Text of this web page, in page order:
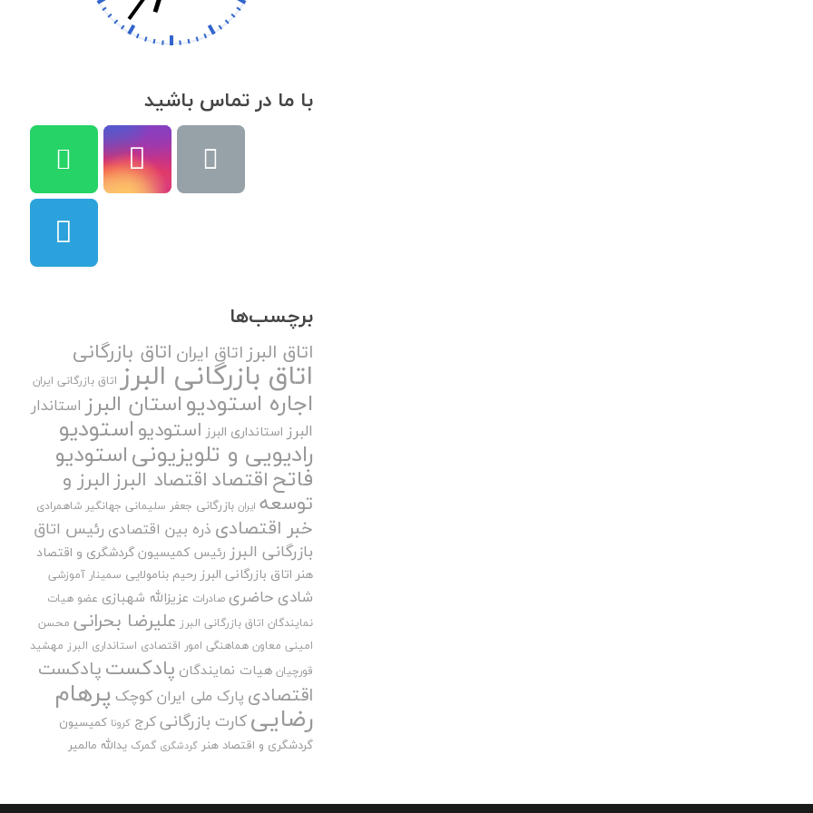
با ما در تماس باشید
برچسب‌ها
اتاق البرزاتاق ایران اتاق بازرگانی
اتاق بازرگانی البرز اتاق بازرگانی ایران
اجاره استودیواستان البرز استاندار
البرز استانداری البرز استودیواستودیو
رادیویی و تلویزیونیاستودیو
فاتحاقتصاداقتصاد البرزالبرز و
توسعه ایران بازرگانی جعفر سلیمانی جهانگیر شاهمرادی
خبر اقتصادی ذره بین اقتصادی رئیس اتاق
بازرگانی البرز رئیس کمیسیون گردشگری و اقتصاد
هنر اتاق بازرگانی البرز رحیم بنامولایی سمینار آموزشی
شادی حاضری صادرات عزیزالله شهبازی عضو هیات
نمایندگان اتاق بازرگانی البرز علیرضا بحرانی محسن
امینی معاون هماهنگی امور اقتصادی استانداری البرز مهشید
قورچیان هیات نمایندگان پادکستپادکست
اقتصادی پارک ملی ایران کوچک پرهام
رضاییکارت بازرگانیکرج کرونا کمیسیون
گردشگری و اقتصاد هنر گردشگری گمرک یدالله مالمیر